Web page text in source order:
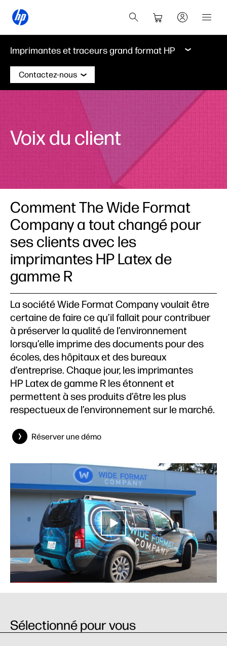
Imprimantes et traceurs grand format HP
Contactez-nous
Voix du client
Comment The Wide Format
Company a tout changé pour
ses clients avec les
imprimantes HP Latex de
gamme R
La société Wide Format Company voulait être
certaine de faire ce qu’il fallait pour contribuer
à préserver la qualité de l’environnement
lorsqu’elle imprime des documents pour des
écoles, des hôpitaux et des bureaux
d’entreprise. Chaque jour, les imprimantes
HP Latex de gamme R les étonnent et
permettent à ses produits d’être les plus
respectueux de l’environnement sur le marché.
Réserver une démo
Sélectionné pour vous